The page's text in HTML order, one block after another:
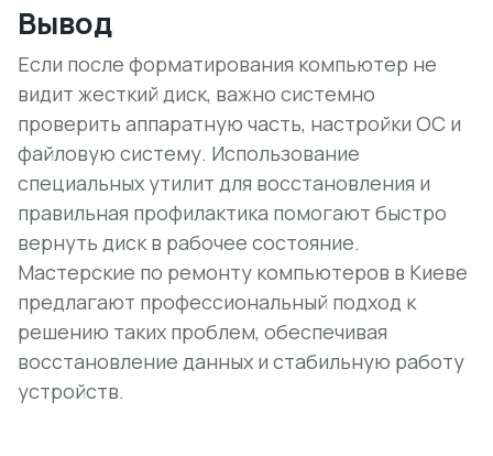
Вывод
Если после форматирования компьютер не
видит жесткий диск, важно системно
проверить аппаратную часть, настройки ОС и
файловую систему. Использование
специальных утилит для восстановления и
правильная профилактика помогают быстро
вернуть диск в рабочее состояние.
Мастерские по ремонту компьютеров в Киеве
предлагают профессиональный подход к
решению таких проблем, обеспечивая
восстановление данных и стабильную работу
устройств.